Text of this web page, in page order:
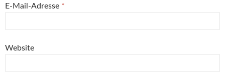
E-Mail-Adresse *
Website